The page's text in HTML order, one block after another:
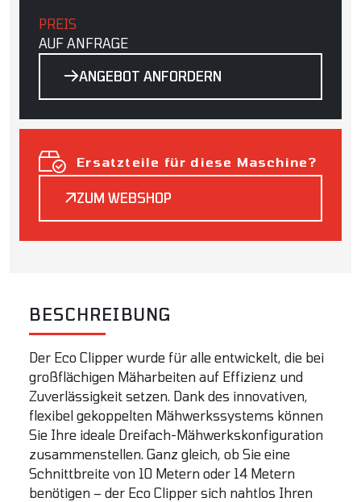
PREIS
AUF ANFRAGE
ANGEBOT ANFORDERN
Ersatzteile für diese Maschine?
ZUM WEBSHOP
BESCHREIBUNG
Der Eco Clipper wurde für alle entwickelt, die bei
großflächigen Mäharbeiten auf Effizienz und
Zuverlässigkeit setzen. Dank des innovativen,
flexibel gekoppelten Mähwerkssystems können
Sie Ihre ideale Dreifach-Mähwerkskonfiguration
zusammenstellen. Ganz gleich, ob Sie eine
Schnittbreite von 10 Metern oder 14 Metern
benötigen – der Eco Clipper sich nahtlos Ihren